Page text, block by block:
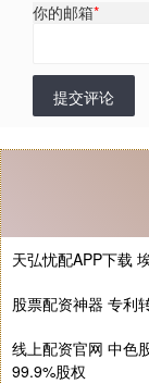
你的邮箱*
提交评论
天弘忧配APP下载
股票配资神器 专利
线上配资官网 中色
99.9%股权